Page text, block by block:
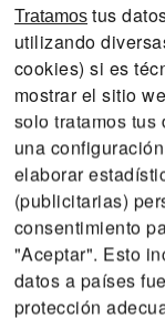
DE
Tratamos tus
utilizando
cookies) si es
mostrar el sitio
solo tratamos tus
una
elaborar
(publicitarias)
consentimiento
"Aceptar". Esto
datos a países
protección